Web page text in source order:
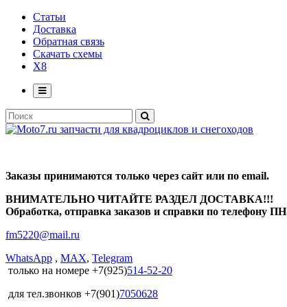
Статьи
Доставка
Обратная связь
Скачать схемы
X8
Заказы принимаются только через сайт или по email.
ВНИМАТЕЛЬНО ЧИТАЙТЕ РАЗДЕЛ ДОСТАВКА!!!
Обработка, отправка заказов и справки по телефону
fm5220@mail.ru
WhatsApp , MAX, Telegram
только на номере +7(925)514-52-20
для тел.звонков +7(901)7050628